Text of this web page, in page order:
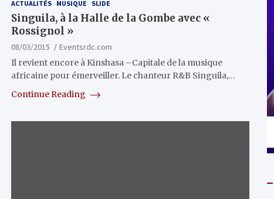
ACTUALITÉS MUSIQUE SLIDE
Singuila, à la Halle de la Gombe avec «
Rossignol »
08/03/2015
Eventsrdc.com
Il revient encore à Kinshasa –Capitale de la musique
africaine pour émerveiller. Le chanteur R&B Singuila,…
Continue Reading